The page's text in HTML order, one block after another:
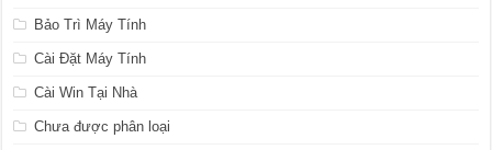
Bảo Trì Máy Tính
Cài Đặt Máy Tính
Cài Win Tại Nhà
Chưa được phân loại